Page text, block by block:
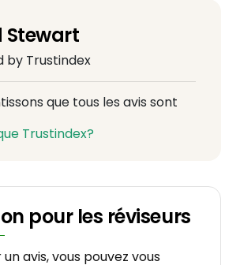
Stewart
by Trustindex
que tous les avis sont
Trustindex?
pour les réviseurs
avis, vous pouvez vous